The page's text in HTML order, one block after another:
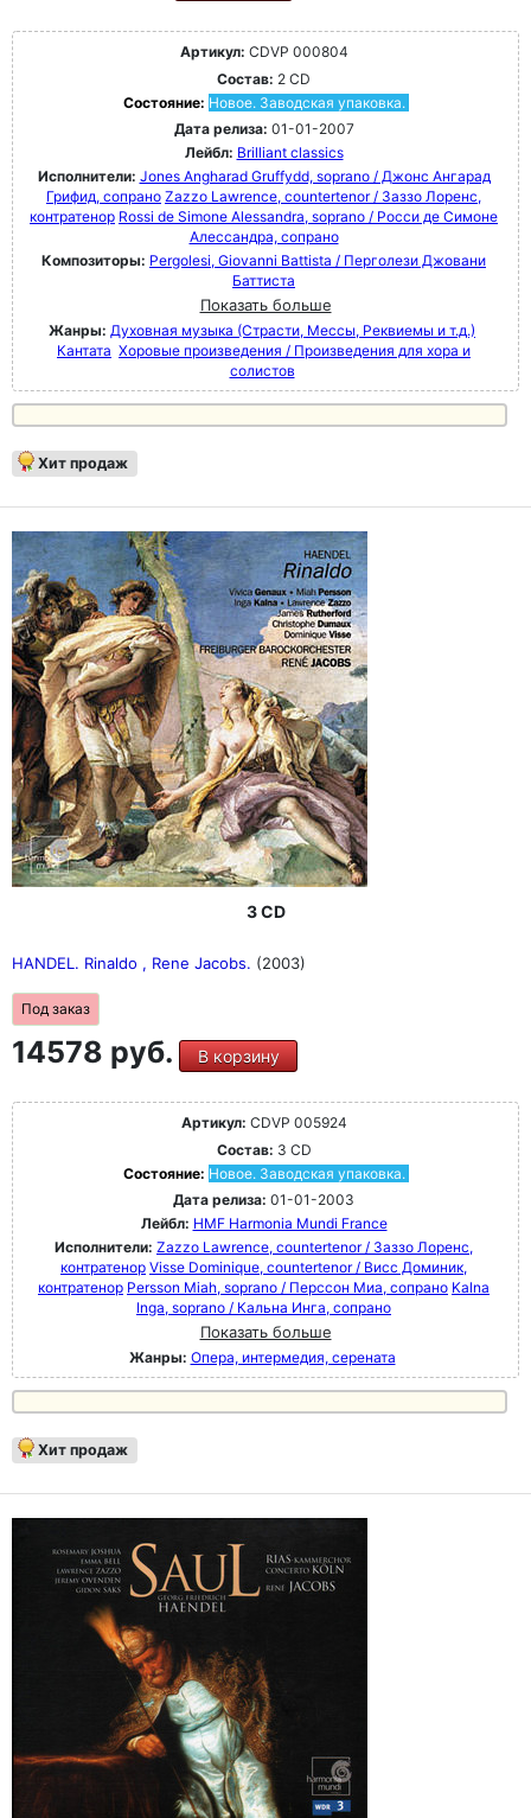
Артикул: CDVP 000804
Состав: 2 CD
Состояние: Новое. Заводская упаковка.
Дата релиза: 01-01-2007
Лейбл: Brilliant classics
Исполнители: Jones Angharad Gruffydd, soprano / Джонс Ангарад
Грифид, сопрано Zazzo Lawrence, countertenor / Заззо Лоренс,
контратенор Rossi de Simone Alessandra, soprano / Росси де Симоне
Алессандра, сопрано
Композиторы: Pergolesi, Giovanni Battista / Перголези Джовани
Баттиста
Показать больше
Жанры: Духовная музыка (Страсти, Мессы, Реквиемы и т.д.)
Кантата Хоровые произведения / Произведения для хора и
солистов
Хит продаж
3 CD
HANDEL. Rinaldo , Rene Jacobs. (2003)
Под заказ
14578 руб. В корзину
Артикул: CDVP 005924
Состав: 3 CD
Состояние: Новое. Заводская упаковка.
Дата релиза: 01-01-2003
Лейбл: HMF Harmonia Mundi France
Исполнители: Zazzo Lawrence, countertenor / Заззо Лоренс,
контратенор Visse Dominique, countertenor / Висс Доминик,
контратенор Persson Miah, soprano / Перссон Миа, сопрано Kalna
Inga, soprano / Кальна Инга, сопрано
Показать больше
Жанры: Опера, интермедия, серената
Хит продаж